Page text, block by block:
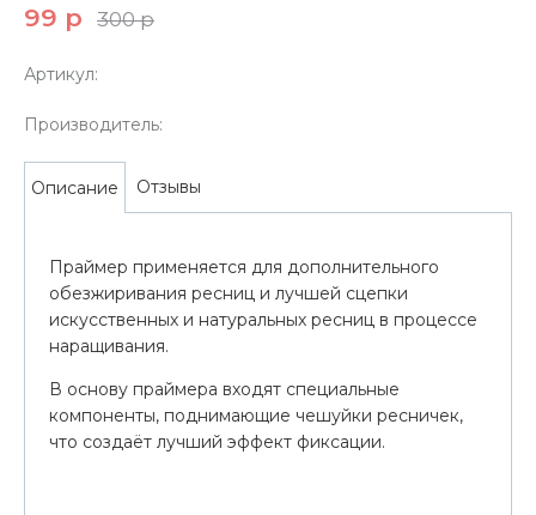
99 р 300 р
Артикул:
Производитель:
Описание Отзывы
Праймер применяется для дополнительного
обезжиривания ресниц и лучшей сцепки
искусственных и натуральных ресниц в процессе
наращивания.
В основу праймера входят специальные
компоненты, поднимающие чешуйки ресничек,
что создаёт лучший эффект фиксации.